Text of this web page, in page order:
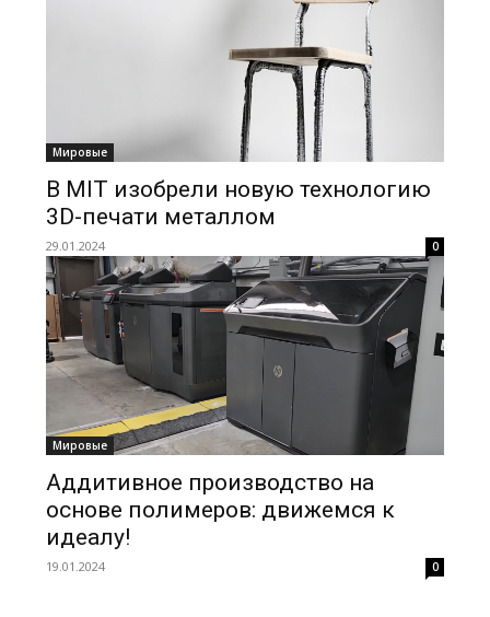
Мировые
В MIT изобрели новую технологию
3D-печати металлом
29.01.2024 0
Мировые
Аддитивное производство на
основе полимеров: движемся к
идеалу!
19.01.2024 0